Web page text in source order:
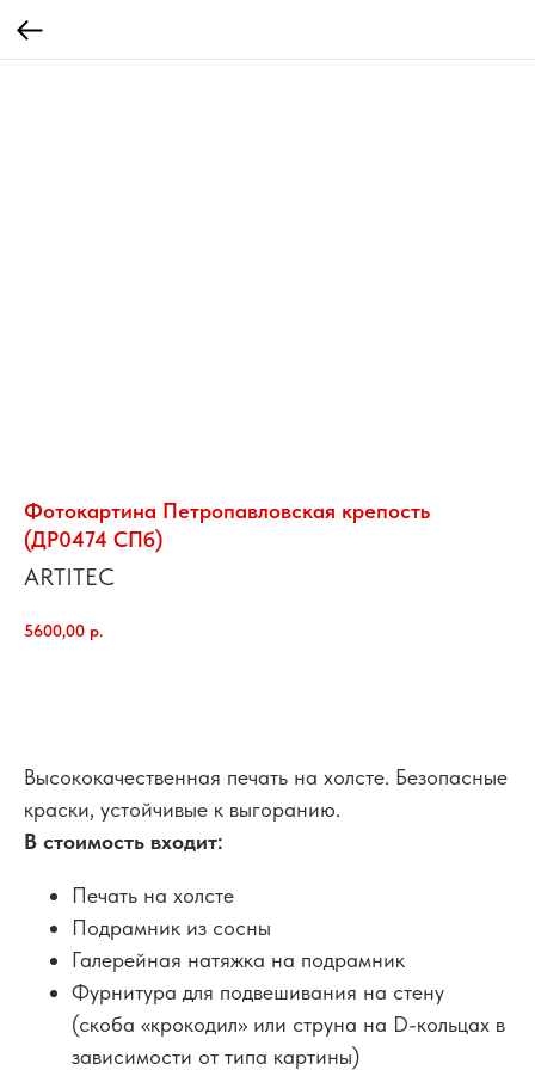
Фотокартина Петропавловская крепость
(ДР0474 СПб)
ARTITEC
5600,00 р.
Высококачественная печать на холсте. Безопасные
краски, устойчивые к выгоранию.
В стоимость входит:
Печать на холсте
Подрамник из сосны
Галерейная натяжка на подрамник
Фурнитура для подвешивания на стену
(скоба «крокодил» или струна на D-кольцах в
зависимости от типа картины)